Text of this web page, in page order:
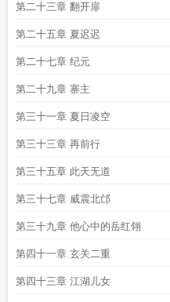
第二十三章 翻开扉
第二十五章 夏迟迟
第二十七章 纪元
第二十九章 寨主
第三十一章 夏日凌空
第三十三章 再前行
第三十五章 此天无道
第三十七章 威震北邙
第三十九章 他心中的岳红翎
第四十一章 玄关二重
第四十三章 江湖儿女